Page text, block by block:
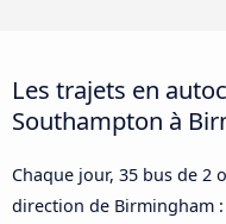
Les trajets en
Southampton à
Chaque jour, 35 bus de
direction de Birmingham